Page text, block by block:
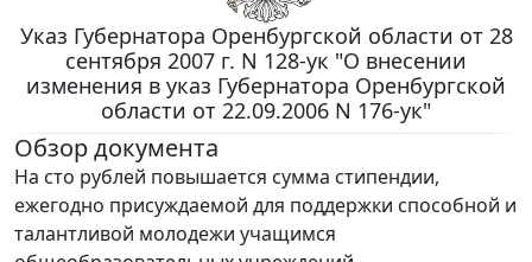
Указ Губернатора Оренбургской области от 28
сентября 2007 г. N 128-ук "О внесении
изменения в указ Губернатора Оренбургской
области от 22.09.2006 N 176-ук"
Обзор документа
На сто рублей повышается сумма стипендии,
ежегодно присуждаемой для поддержки способной и
талантливой молодежи учащимся